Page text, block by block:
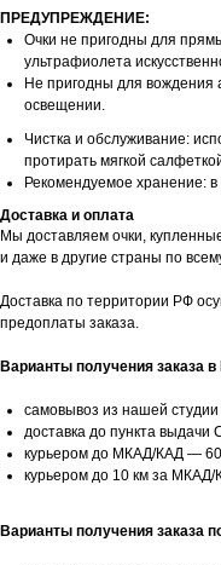
ПРЕДУПРЕЖДЕНИЕ:
Очки не пригодны для
ультрафиолета
Не пригодны для вождения
освещении.
Чистка и обслуживание:
протирать мягкой
Рекомендуемое хранение:
Доставка и оплата
Мы доставляем очки,
и даже в другие страны по
Доставка по территории РФ
предоплаты заказа.
Варианты получения заказа
самовывоз из нашей студии
доставка до пункта
курьером до МКАД/КАД —
курьером до 10 км за
Варианты получения заказа